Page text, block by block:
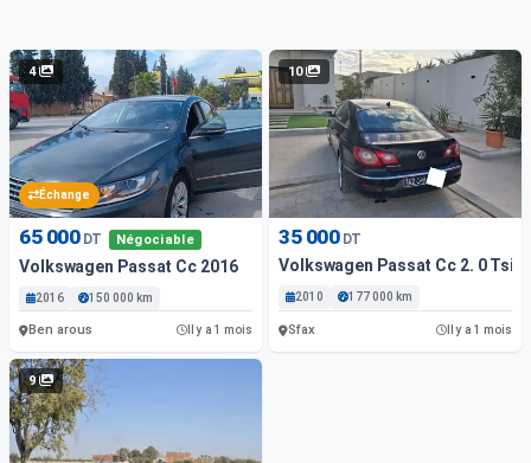
4
Échange
65 000 DT Négociable
Volkswagen Passat Cc 2016
2016 150 000 km
Ben arous Il y a 1 mois
10
35 000 DT
Volkswagen Passat Cc 2. 0 Tsi
2010 177 000 km
Sfax Il y a 1 mois
9